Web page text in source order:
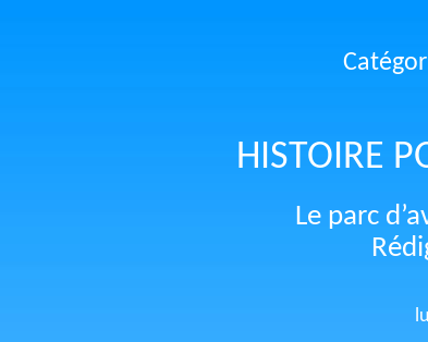
HISTOIRE
Le parc